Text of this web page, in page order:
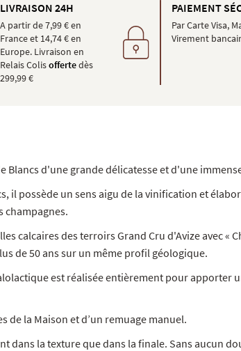
LIVRAISON 24H
A partir de 7,99 € en
France et 14,74 € en
Europe. Livraison en
Relais Colisoffertedès
299,99 €
PAIEMENT
Par Carte Visa,
Virement
Blancs d'une grande délicatesse et d'une
il possède un sens aigu de la vinification et
champagnes.
calcaires des terroirs Grand Cru d'Avize avec «
de 50 ans sur un même profil géologique.
est réalisée entièrement pour apporter
de la Maison et d’un remuage manuel.
la texture que dans la finale. Sans aucun